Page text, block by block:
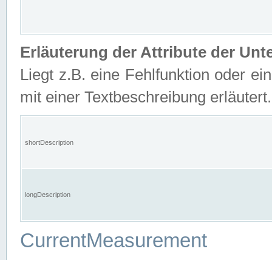
Erläuterung der Attribute der
Liegt z.B. eine Fehlfunktion oder
mit einer Textbeschreibung erläutert.
shortDescription
longDescription
CurrentMeasurement